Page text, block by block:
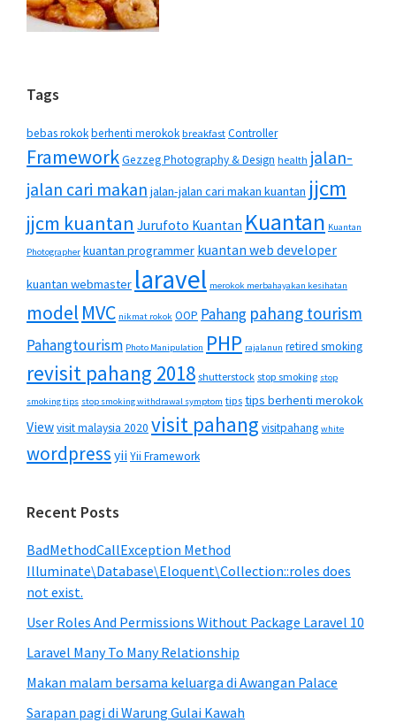
Tags
bebas rokokberhenti merokok breakfast Controller
FrameworkGezzeg Photography & Design health jalan-
jalan cari makan jalan-jalan cari makan kuantan jjcm
jjcm kuantan Jurufoto Kuantan Kuantan Kuantan
Photographer kuantan programmer kuantan web developer
kuantan webmaster laravel merokok merbahayakan kesihatan
model MVC nikmat rokok OOP Pahang pahang tourism
Pahangtourism Photo Manipulation PHP rajalanun retired smoking
revisit pahang 2018 shutterstock stop smoking stop
smoking tips stop smoking withdrawal symptom tips tips berhenti merokok
Viewvisit malaysia 2020 visit pahang visitpahang white
wordpress yii Yii Framework
Recent Posts
BadMethodCallException Method
Illuminate\Database\Eloquent\Collection::roles does
not exist.
User Roles And Permissions Without Package Laravel 10
Laravel Many To Many Relationship
Makan malam bersama keluarga di Awangan Palace
Sarapan pagi di Warung Gulai Kawah